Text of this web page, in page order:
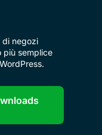
di negozi
più semplice